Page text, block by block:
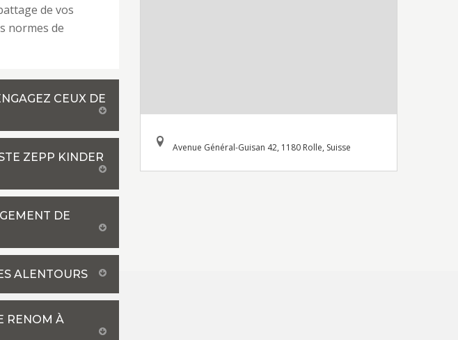
de vos
normes de
CEUX DE
ZEPP KINDER
DE
ALENTOURS
RENOM À
Avenue Général-Guisan 42, 1180 Rolle, Suisse